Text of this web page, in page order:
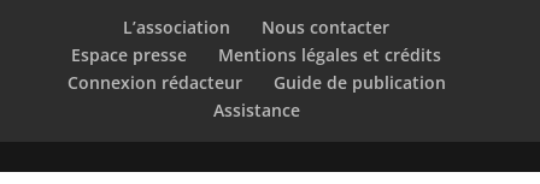
L’association
Nous contacter
Espace presse
Mentions légales et crédits
Connexion rédacteur
Guide de publication
Assistance